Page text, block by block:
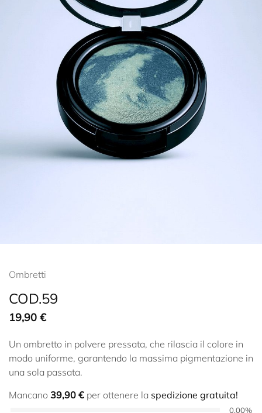
Ombretti
COD.59
19,90 €
Un ombretto in polvere pressata, che rilascia il colore in
modo uniforme, garantendo la massima pigmentazione in
una sola passata.
Mancano 39,90 € per ottenere la spedizione gratuita!
0.00%